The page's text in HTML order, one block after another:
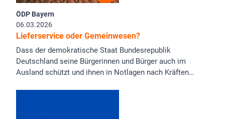
ÖDP Bayern
06.03.2026
Lieferservice oder Gemeinwesen?
Dass der demokratische Staat Bundesrepublik
Deutschland seine Bürgerinnen und Bürger auch im
Ausland schützt und ihnen in Notlagen nach Kräften…